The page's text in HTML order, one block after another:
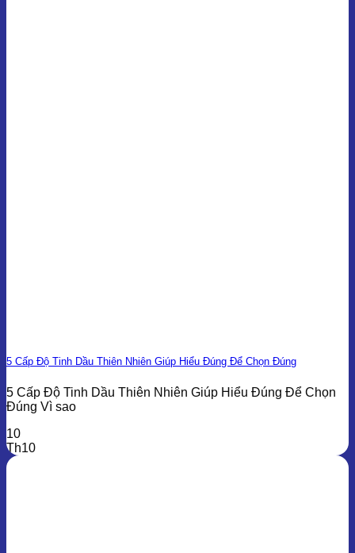
5 Cấp Độ Tinh Dầu Thiên Nhiên Giúp Hiểu Đúng Để Chọn Đúng
5 Cấp Độ Tinh Dầu Thiên Nhiên Giúp Hiểu Đúng Để Chọn
Đúng Vì sao
10
Th10